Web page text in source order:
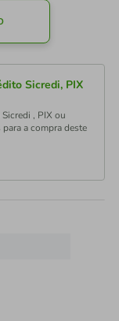
Sicredi, PIX
, PIX ou
a compra deste